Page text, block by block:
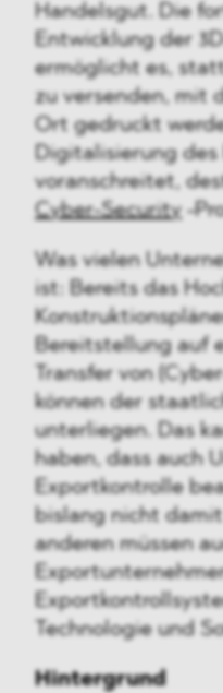
Handelsgut. Die
Entwicklung der
ermöglicht es,
zu versenden, mit
Ort gedruckt
Digitalisierung des
voranschreitet,
Cyber-Security -
Was vielen
ist: Bereits das
Bereitstellung auf
Transfer von
können der
unterliegen. Das
haben, dass auch
Exportkontrolle
bislang nicht
anderen müssen
Technologie und
Hintergrund